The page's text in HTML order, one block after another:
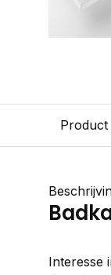
Product
Interesse